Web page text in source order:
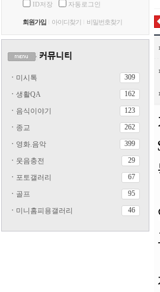
ID저장 자동로그인
회원가입 아이디찾기 비밀번호찾기
ㆍ 미시톡 309
ㆍ 생활QA 162
ㆍ 음식이야기 123
ㆍ 종교 262
ㆍ 영화.음악 399
ㆍ 웃음충전 29
ㆍ 포토갤러리 67
ㆍ 골프 95
ㆍ 미니홈피용갤러리 46